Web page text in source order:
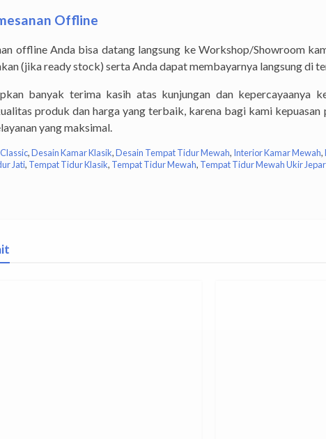
Offline
offline Anda bisa datang langsung ke Workshop/Showroom
(jika ready stock) serta Anda dapat membayarnya langsung di
banyak terima kasih atas kunjungan dan kepercayaanya
produk dan harga yang terbaik, karena bagi kami
yang maksimal.
,Desain Kamar Klasik,Desain Tempat Tidur Mewah, Interior Kamar Mewah,
Jati, Tempat Tidur Klasik, Tempat Tidur Mewah, Tempat Tidur Mewah Ukir